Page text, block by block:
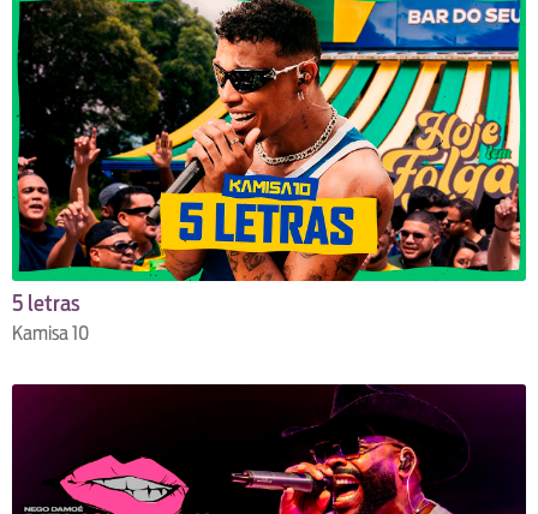
5 letras
Kamisa 10